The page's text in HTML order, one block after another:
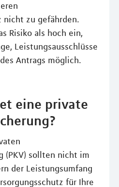
nicht zu gefährden.
Risiko als hoch ein,
Leistungsausschlüsse
Antrags möglich.
eine private
(PKV) sollten nicht im
der Leistungsumfang
für Ihre